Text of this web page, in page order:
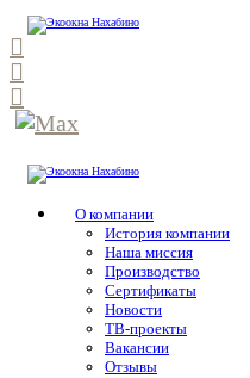
О компании
История компании
Наша миссия
Производство
Сертификаты
Новости
ТВ-проекты
Вакансии
Отзывы